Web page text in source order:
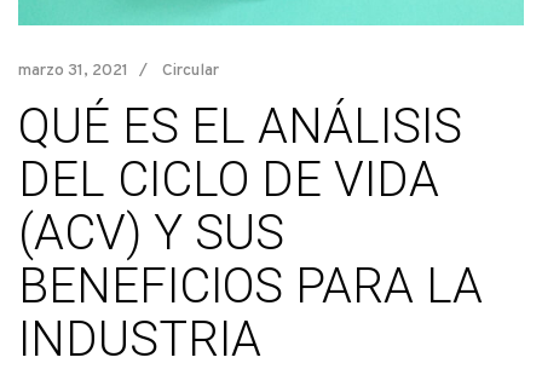
marzo 31, 2021 Circular
QUÉ ES EL ANÁLISIS
DEL CICLO DE VIDA
(ACV) Y SUS
BENEFICIOS PARA LA
INDUSTRIA